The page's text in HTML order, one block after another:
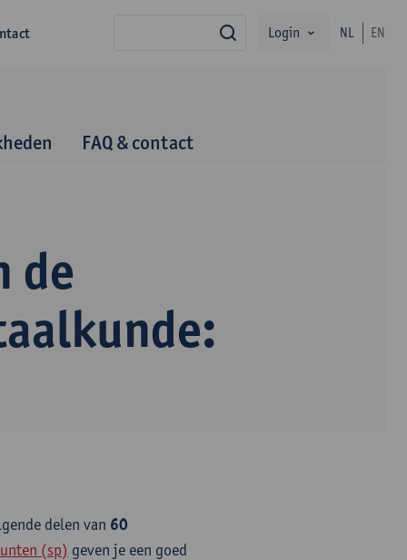
zoekLogin NL EN
FAQ & contact
de
delen van 60
(sp) geven je een goed